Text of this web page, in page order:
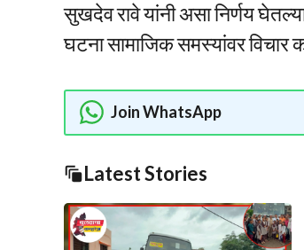
सुखदेव रावे यांनी असा निर्णय
घटना सामाजिक समस्यांवर विचार
Join WhatsApp
Latest Stories